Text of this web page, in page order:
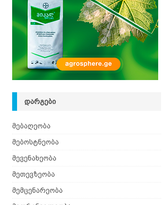
იზრდება ᲛᲔᲑᲝᲡᲢᲜᲔᲝᲑᲐ
[ 06.08.2026 ] მაჯაღვერი –
ᲓᲐᲠᲒᲔᲑᲘ
მებაღეობა
მებოსტნეობა
მევენახეობა
მეთევზეობა
მემცენარეობა